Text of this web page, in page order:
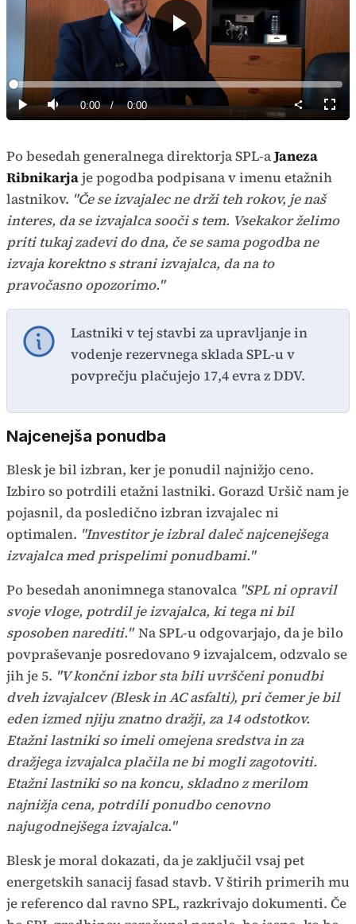
Predvajaj
Predvajaj
Tiho Current
0:00 / Duration
0:00
Loaded:
0%
način
Po besedah generalnega direktorja SPL-aJaneza
Ribnikarjaje pogodba podpisana v imenu etažnih
lastnikov. "Če se izvajalec ne drži teh rokov, je naš
interes, da se izvajalca sooči s tem. Vsekakor želimo
priti tukaj zadevi do dna, če se sama pogodba ne
izvaja korektno s strani izvajalca, da na to
pravočasno opozorimo."
Lastniki v tej stavbi za upravljanje in
vodenje rezervnega sklada SPL-u v
povprečju plačujejo 17,4 evra z DDV.
Najcenejša ponudba
Blesk je bil izbran, ker je ponudil najnižjo ceno.
Izbiro so potrdili etažni lastniki. Gorazd Uršič nam je
pojasnil, da posledično izbran izvajalec ni
optimalen. "Investitor je izbral daleč najcenejšega
izvajalca med prispelimi ponudbami."
Po besedah anonimnega stanovalca "SPL ni opravil
svoje vloge, potrdil je izvajalca, ki tega ni bil
sposoben narediti." Na SPL-u odgovarjajo, da je bilo
povpraševanje posredovano 9 izvajalcem, odzvalo se
jih je 5. "V končni izbor sta bili uvrščeni ponudbi
dveh izvajalcev (Blesk in AC asfalti), pri čemer je bil
eden izmed njiju znatno dražji, za 14 odstotkov.
Etažni lastniki so imeli omejena sredstva in za
dražjega izvajalca plačila ne bi mogli zagotoviti.
Etažni lastniki so na koncu, skladno z merilom
najnižja cena, potrdili ponudbo cenovno
najugodnejšega izvajalca."
Blesk je moral dokazati, da je zaključil vsaj pet
energetskih sanacij fasad stavb. V štirih primerih mu
je referenco dal ravno SPL, razkrivajo dokumenti. Če